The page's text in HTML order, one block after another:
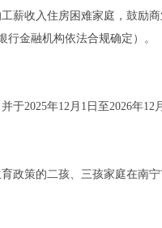
薪收入住房困难家庭，鼓励
金融机构依法合规确定）。
2025年12月1日至2026年
策的二孩、三孩家庭在南